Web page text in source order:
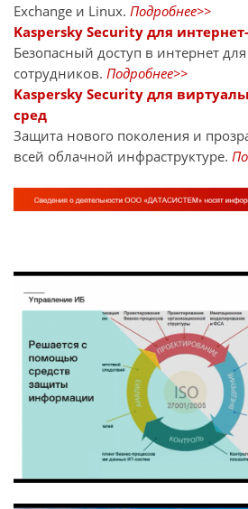
Exchange и Linux. Подробнее>>
Kaspersky Security для
Безопасный доступ в интернет
сотрудников. Подробнее>>
Kaspersky Security для
сред
Защита нового поколения и
всей облачной инфраструктуре.